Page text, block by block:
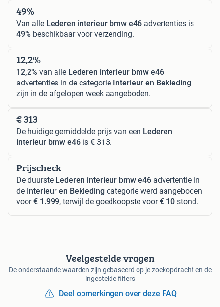
49%
Van alle Lederen interieur bmw e46 advertenties is
49% beschikbaar voor verzending.
12,2%
12,2% van alle Lederen interieur bmw e46
advertenties in de categorie Interieur en Bekleding
zijn in de afgelopen week aangeboden.
€ 313
De huidige gemiddelde prijs van een Lederen
interieur bmw e46 is € 313.
Prijscheck
De duurste Lederen interieur bmw e46 advertentie in
de Interieur en Bekleding categorie werd aangeboden
voor€ 1.999, terwijl de goedkoopste voor€ 10 stond.
Veelgestelde vragen
De onderstaande waarden zijn gebaseerd op je zoekopdracht en de
ingestelde filters
Deel opmerkingen over deze FAQ